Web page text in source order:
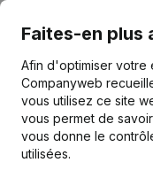
Faites-en plus
Afin d'optimiser votre
Companyweb
vous utilisez ce site
vous permet de
vous donne le
utilisées.
Français
Kantorenpark Everest